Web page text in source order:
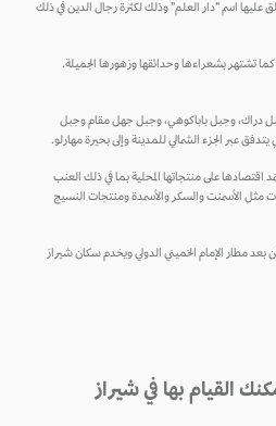
اسم "دار العلم" وذلك لكثرة رجال الدين في ذلك
تشتهر بشعراءها وحدائقها وزهورها الجميلة.
دراك، وجبل باباكوهي، وجبل جهل مقام وجبل
عبر الجزء الشمالي للمدينة وإلى بحيرة مهارلو.
على منتجاتها المحلية بما في ذلك العنب
الأسمنت والسكر والأسمدة ومنتجات النسيج
مطار الإمام الخميني الدولي ويخدم سكان شيراز
القيام بها في شيراز